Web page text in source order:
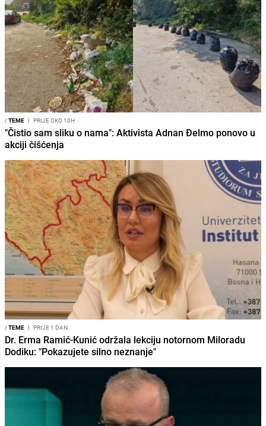
/TEME I PRIJE OKO 10H
"Čistio sam sliku o nama": Aktivista Adnan Đelmo ponovo u
akciji čišćenja
/TEME I PRIJE 1 DAN
Dr. Erma Ramić-Kunić održala lekciju notornom Miloradu
Dodiku: "Pokazujete silno neznanje"